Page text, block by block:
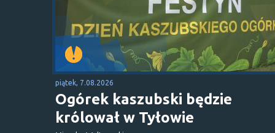
piątek, 7.08.2026
Ogórek kaszubski będzie
królował w Tyłowie